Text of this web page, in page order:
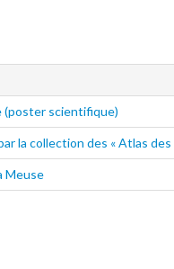
(poster scientifique)
la collection des « Atlas
Meuse